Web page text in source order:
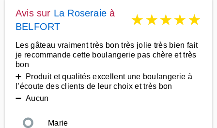
Avis sur La Roseraie à
BELFORT
★★★★★
Les gâteau vraiment très bon très jolie très bien fait
je recommande cette boulangerie pas chère et très
bon
➕ Produit et qualités excellent une boulangerie à
l’écoute des clients de leur choix et très bon
➖ Aucun
Marie